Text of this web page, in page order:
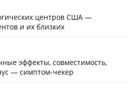
центров США —
и их близких
эффекты, совместимость,
— симптом-чекер